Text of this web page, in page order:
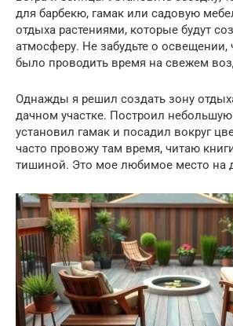
для барбекю, гамак или садовую
отдыха растениями, которые будут
атмосферу. Не забудьте о
было проводить время на свежем
Однажды я решил создать зону
дачном участке. Построил небольшую
установил гамак и посадил вокруг
часто провожу там время, читаю
тишиной. Это мое любимое место на